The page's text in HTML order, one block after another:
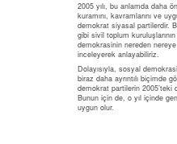
2005 yılı, bu anlamda daha
kuramını, kavramlarını ve
demokrat siyasal partilerdir.
gibi sivil toplum
demokrasinin nereden
inceleyerek anlayabiliriz.
Dolayısıyla, sosyal
biraz daha ayrıntılı biçimde
demokrat partilerin 2005’teki
Bunun için de, o yıl içinde
uygun olur.